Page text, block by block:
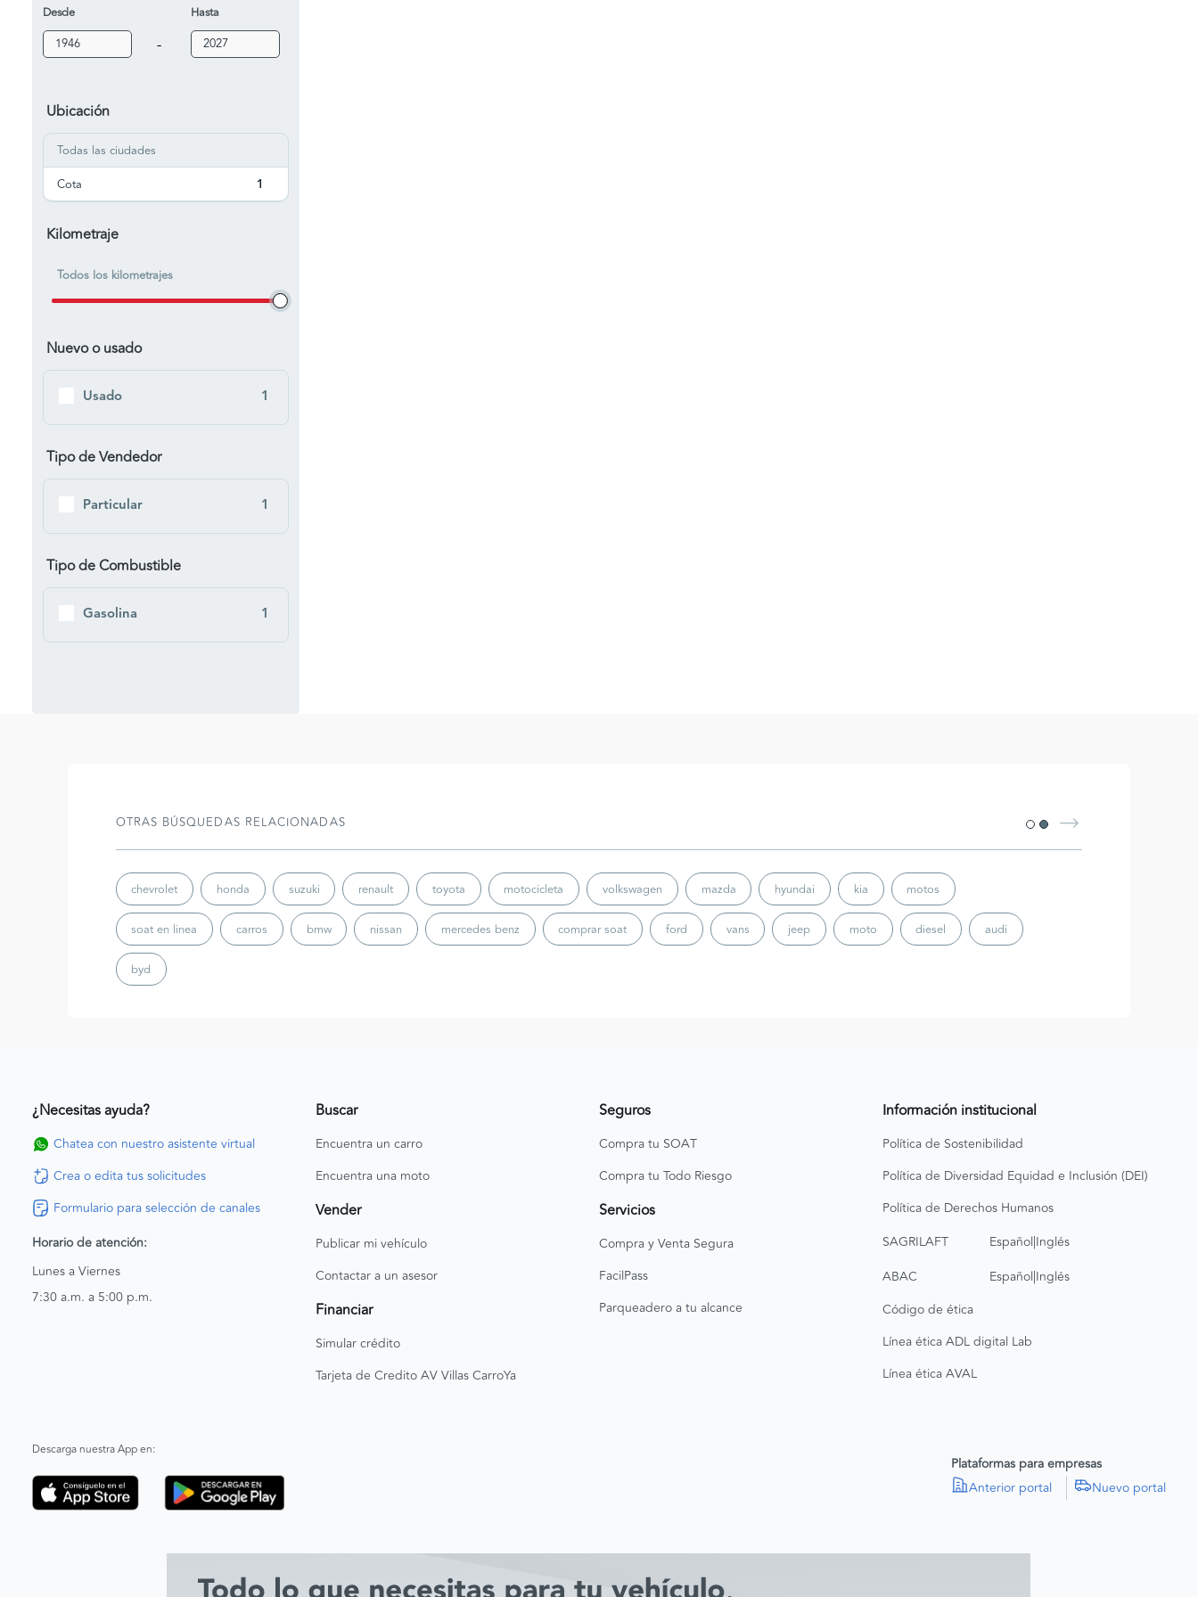
Desde
-
Hasta
Ubicación
Todas las ciudades
Cota
1
Kilometraje
Todos los kilometrajes
Nuevo o usado
Usado 1
Tipo de Vendedor
Particular 1
Tipo de Combustible
Gasolina 1
OTRAS BÚSQUEDAS RELACIONADAS
chevrolet honda suzuki renault toyota motocicleta volkswagen mazda hyundai kia motos
soat en linea carros bmw nissan mercedes benz comprar soat ford vans jeep moto diesel audi
byd
¿Necesitas ayuda?
Chatea con nuestro asistente virtual
Crea o edita tus solicitudes
Formulario para selección de canales
Horario de atención:
Lunes a Viernes
7:30 a.m. a 5:00 p.m.
Buscar
Encuentra un carro
Encuentra una moto
Vender
Publicar mi vehículo
Contactar a un asesor
Financiar
Simular crédito
Tarjeta de Credito AV Villas CarroYa
Seguros
Compra tu SOAT
Compra tu Todo Riesgo
Servicios
Compra y Venta Segura
FacilPass
Parqueadero a tu alcance
Información institucional
Política de Sostenibilidad
Política de Diversidad Equidad e Inclusión (DEI)
Política de Derechos Humanos
SAGRILAFT
Español|Inglés
ABAC
Español|Inglés
Código de ética
Línea ética ADL digital Lab
Línea ética AVAL
Descarga nuestra App en:
Plataformas para empresas
Anterior portal
Nuevo portal